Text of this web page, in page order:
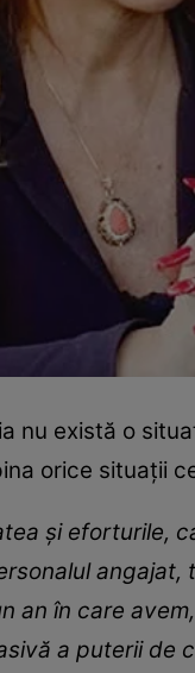
nu există o
orice situaţii
şi eforturile,
an în care
a puterii de